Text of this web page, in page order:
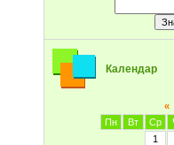
Календар
«
Пн
Вт Ср
1